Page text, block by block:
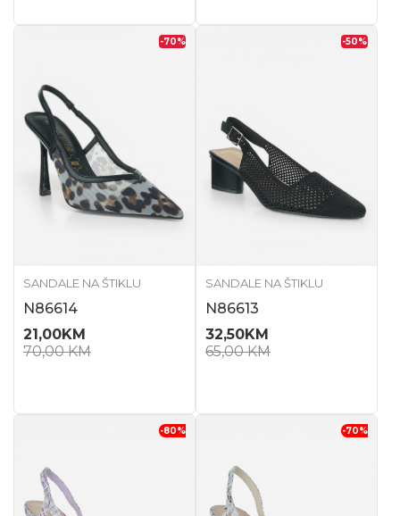
-70%
SANDALE NA ŠTIKLU
N86614
21,00KM
70,00KM
-50%
SANDALE NA ŠTIKLU
N86613
32,50KM
65,00KM
-80% -70%